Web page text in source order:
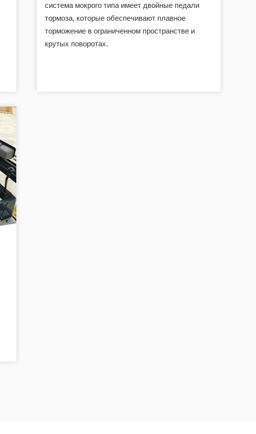
система мокрого типа имеет двойные педали
тормоза, которые обеспечивают плавное
торможение в ограниченном пространстве и
крутых поворотах.